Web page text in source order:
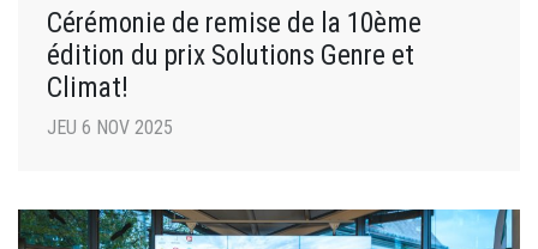
Cérémonie de remise de la 10ème
édition du prix Solutions Genre et
Climat!
JEU 6 NOV 2025